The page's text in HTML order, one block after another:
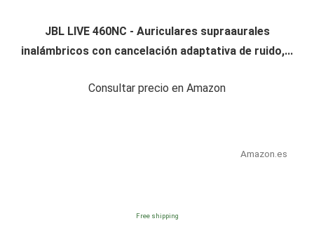
JBL LIVE 460NC - Auriculares supraaurales
inalámbricos con cancelación adaptativa de ruido,...
Consultar precio en Amazon
Amazon.es
Free shipping